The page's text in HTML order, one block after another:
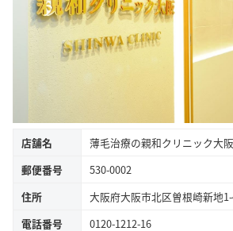
店舗名
薄毛治療の親和クリニック大
郵便番号
530-0002
住所
大阪府大阪市北区曽根崎新地
電話番号
0120-1212-16